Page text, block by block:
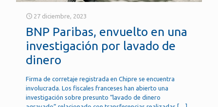
27 diciembre, 2023
BNP Paribas, envuelto en una
investigación por lavado de
dinero
Firma de corretaje registrada en Chipre se encuentra
involucrada. Los fiscales franceses han abierto una
investigación sobre presunto “lavado de dinero